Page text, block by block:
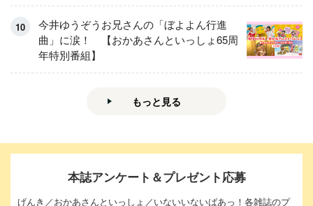
今井ゆうぞうお兄さんの「ぼよよん行進
曲」に涙！ 【おかあさんといっしょ65周
年特別番組】
もっと見る
本誌アンケート＆プレゼント応募
げんき／おかあさんといっしょ／いないいないばあっ！各雑誌のプ